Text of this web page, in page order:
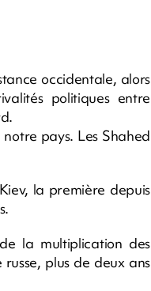
occidentale, alors
politiques entre
pays. Les Shahed
la première depuis
la multiplication des
plus de deux ans